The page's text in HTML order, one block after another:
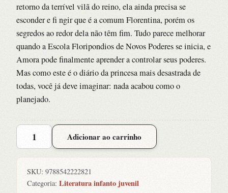
retorno da terrível vilã do reino, ela ainda precisa se
esconder e fi ngir que é a comum Florentina, porém os
segredos ao redor dela não têm fim. Tudo parece melhorar
quando a Escola Floripondios de Novos Poderes se inicia, e
Amora pode finalmente aprender a controlar seus poderes.
Mas como este é o diário da princesa mais desastrada de
todas, você já deve imaginar: nada acabou como o
planejado.
Diario
Desastrada,
Adicionar ao carrinho
SKU: 9788542222821
Categoria: Literatura infanto juvenil